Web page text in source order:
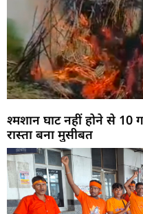
श्मशान घाट नहीं होने से 10
रास्ता बना मुसीबत